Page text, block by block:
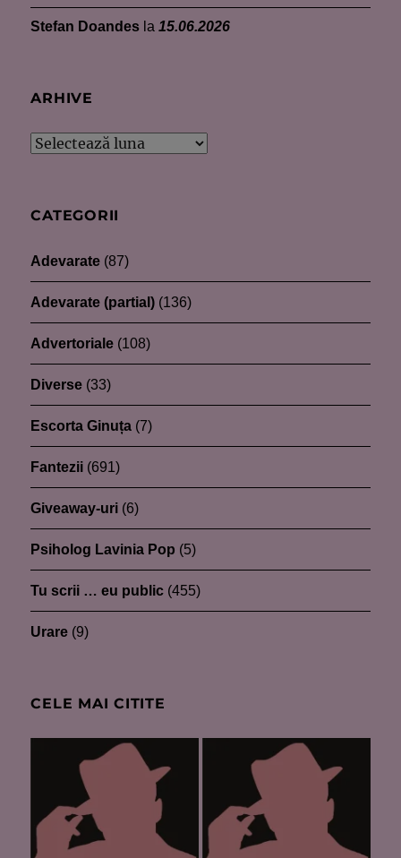
Stefan Doandes la15.06.2026
ARHIVE
Arhive
CATEGORII
Adevarate (87)
Adevarate (partial) (136)
Advertoriale (108)
Diverse (33)
Escorta Ginuța (7)
Fantezii (691)
Giveaway-uri (6)
Psiholog Lavinia Pop (5)
Tu scrii … eu public (455)
Urare (9)
CELE MAI CITITE